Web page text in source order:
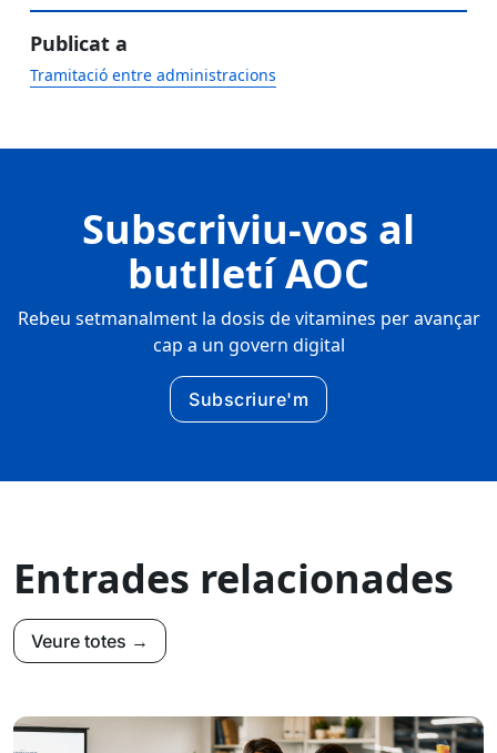
Publicat a
Tramitació entre administracions
Subscriviu-vos al
butlletí AOC
Rebeu setmanalment la dosis de vitamines per avançar
cap a un govern digital
Subscriure'm
Entrades relacionades
Veure totes →